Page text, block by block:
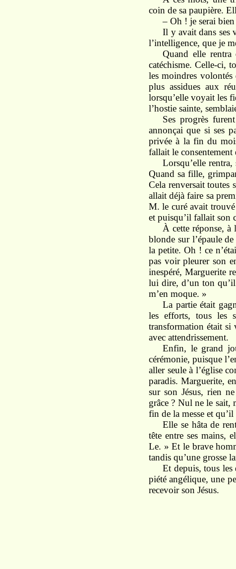
coin de sa paupière.
– Oh ! je serai bien
Il y avait dans ses
l’intelligence, que je
Quand elle rentra
catéchisme. Celle-ci,
les moindres
plus assidues aux
lorsqu’elle voyait les
l’hostie sainte,
Ses progrès
annonçai que si ses
privée à la fin du
fallait le consentement
Lorsqu’elle
Quand sa fille,
Cela renversait
allait déjà faire sa
M. le curé avait
et puisqu’il fallait son
À cette réponse, à
blonde sur l’épaule
la petite. Oh ! ce
pas voir pleurer son
inespéré, Marguerite
lui dire, d’un ton
m’en moque. »
La partie était
les efforts, tous les
transformation était si
avec attendrissement.
Enfin, le grand
cérémonie, puisque
aller seule à l’église
paradis. Marguerite,
sur son Jésus, rien
grâce ? Nul ne le sait,
fin de la messe et
Elle se hâta de
tête entre ses mains,
Le. » Et le brave
tandis qu’une grosse
Et depuis, tous les
piété angélique, une
recevoir son Jésus.